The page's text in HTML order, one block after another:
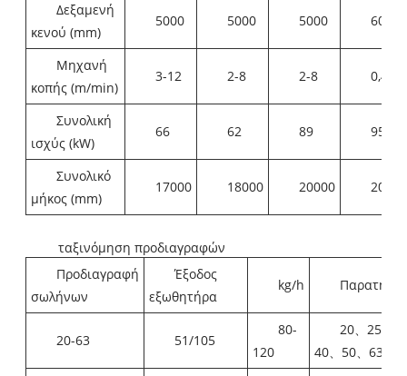
Δεξαμενή
κενού (mm)
5000 5000 5000 6000
Μηχανή
κοπής (m/min)
3-12 2-8 2-8 0,4-3
Συνολική
ισχύς (kW)
66 62 89 95
Συνολικό
μήκος (mm)
17000 18000 20000 20500
ταξινόμηση προδιαγραφών
Προδιαγραφή
σωλήνων
Έξοδος
εξωθητήρα
kg/h
20-63 51/105
80-
120
20、25、
40、50、63